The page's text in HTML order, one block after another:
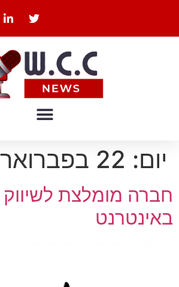
יום: 22 בפברואר 2024
חברה מומלצת
באינטרנט